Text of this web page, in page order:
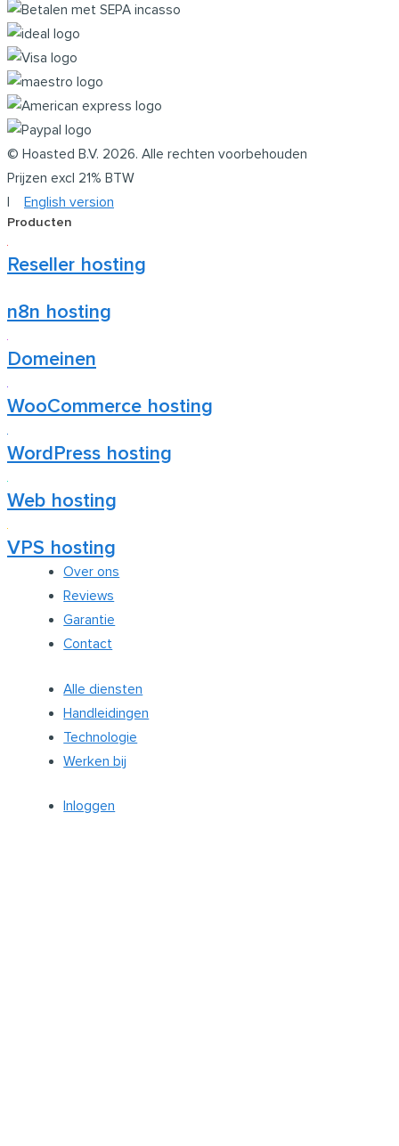
© Hoasted B.V. 2026. Alle rechten voorbehouden
Prijzen excl 21% BTW​
| English version
Producten
Reseller hosting
n8n hosting
Domeinen
WooCommerce hosting
WordPress hosting
Web hosting
VPS hosting
Over ons
Reviews
Garantie
Contact
Alle diensten
Handleidingen
Technologie
Werken bij
Inloggen